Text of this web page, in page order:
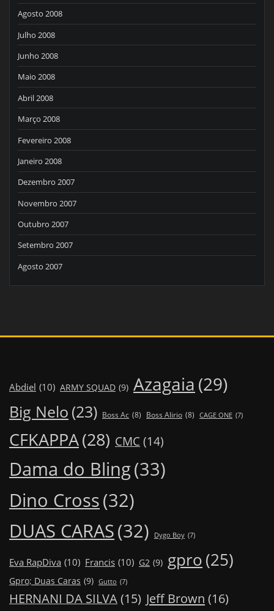
Agosto 2008
Julho 2008
Junho 2008
Maio 2008
Abril 2008
Março 2008
Fevereiro 2008
Janeiro 2008
Dezembro 2007
Novembro 2007
Outubro 2007
Setembro 2007
Agosto 2007
Abdiel (10) ARMY SQUAD (9) Azagaia (29)
Big Nelo (23) Boss Ac (8) Boss Alirio (8) CAGE ONE (7)
CFKAPPA(28) CMC (14)
Dama do Bling(33)
Dino Cross(32)
DUAS CARAS(32) Dygo Boy (7)
Eva RapDiva (10) Francis (10) G2 (9) gpro(25)
Gpro; Duas Caras (9) Gutto (7)
HERNANI DA SILVA(15) Jeff Brown (16)